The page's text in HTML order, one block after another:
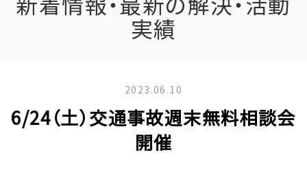
実績
2023.06.10
6/24（土）交通事故週末無料相談会
開催